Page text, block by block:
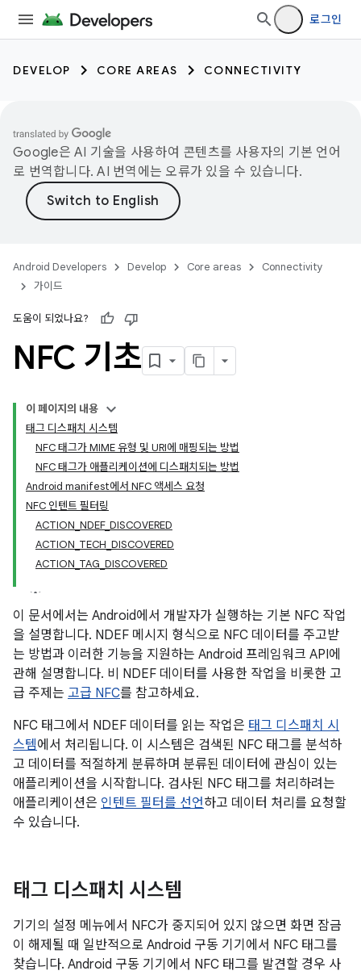
로그인
DEVELOP CORE AREAS CONNECTIVITY
Google은 AI 기술을 사용하여 콘텐츠를 사용자의 기본 언어
로 번역합니다. AI 번역에는 오류가 있을 수 있습니다.
Android Developers Develop Core areas
Connectivity
가이드
도움이 되었나요?
NFC 기초
이 페이지의 내용
태그 디스패치 시스템
NFC 태그가 MIME 유형 및 URI에 매핑되는 방법
NFC 태그가 애플리케이션에 디스패치되는 방법
Android manifest에서 NFC 액세스 요청
NFC 인텐트 필터링
ACTION_NDEF_DISCOVERED
ACTION_TECH_DISCOVERED
ACTION_TAG_DISCOVERED
이 문서에서는 Android에서 개발자가 실행하는 기본 NFC 작업
을 설명합니다. NDEF 메시지 형식으로 NFC 데이터를 주고받
는 방법과 이러한 기능을 지원하는 Android 프레임워크 API에
관해 설명합니다. 비 NDEF 데이터를 사용한 작업을 비롯한 고
급 주제는 고급 NFC를 참고하세요.
NFC 태그에서 NDEF 데이터를 읽는 작업은 태그 디스패치 시
스템에서 처리됩니다. 이 시스템은 검색된 NFC 태그를 분석하
고 데이터를 적절하게 분류하며 분류된 데이터에 관심이 있는
애플리케이션을 시작합니다. 검사된 NFC 태그를 처리하려는
애플리케이션은 인텐트 필터를 선언하고 데이터 처리를 요청할
수 있습니다.
태그 디스패치 시스템
기기의 설정 메뉴에서 NFC가 중지되어 있지 않으면 화면 잠금
이 해제될 때 일반적으로 Android 구동 기기에서 NFC 태그를
찾습니다. Android 구동 기기에서 NFC 태그를 발견할 경우 사